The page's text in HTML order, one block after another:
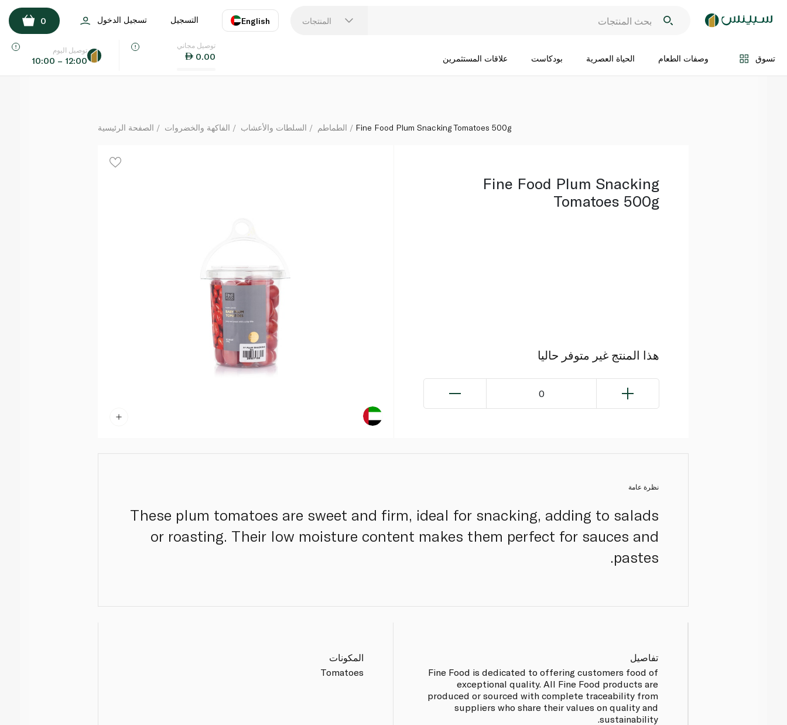
المنتجات English
اللغة
التسجيل تسجيل الدخول 0
تسوق وصفات الطعام الحياة العصرية بودكاست علاقات المستثمرين
توصيل مجاني
0.00
توصيل اليوم
10:00 – 12:00
اضف الى السلة
الصفحة الرئيسية الفاكهة والخضروات السلطات والأعشاب الطماطم Fine Food Plum Snacking Tomatoes 500g
Fine Food Plum Snacking
Tomatoes 500g
هذا المنتج غير متوفر حاليا
0
نظرة عامة
These plum tomatoes are sweet and firm, ideal for snacking, adding to salads
or roasting. Their low moisture content makes them perfect for sauces and
pastes.
تفاصيل
Fine Food is dedicated to offering customers food of
exceptional quality. All Fine Food products are
produced or sourced with complete traceability from
suppliers who share their values on quality and
sustainability.
المكونات
Tomatoes